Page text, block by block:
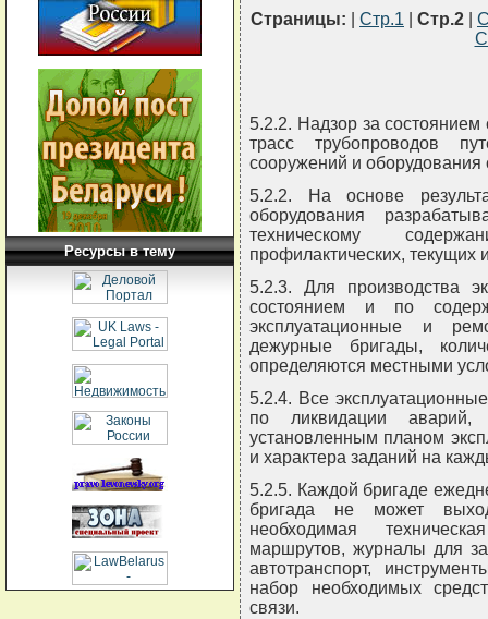
Ресурсы в тему
Страницы: Стр.1 Стр.2
5.2.2. Надзор за
трасс трубопроводов
сооружений и оборудования
5.2.2. На основе
оборудования
техническому
профилактических, текущих
5.2.3. Для производства
состоянием и по
эксплуатационные и
дежурные бригады,
определяются местными
5.2.4. Все
по ликвидации
установленным планом
и характера заданий на
5.2.5. Каждой бригаде
бригада не может
необходимая
маршрутов, журналы для
автотранспорт,
набор необходимых
связи.